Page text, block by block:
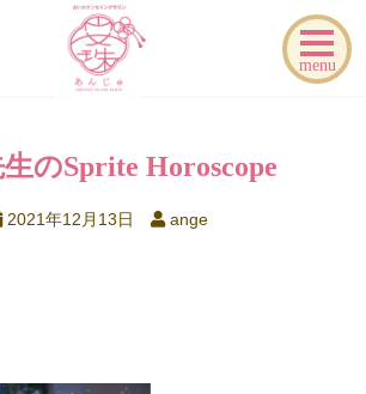
menu
のSprite Horoscope
2021年12月13日 ange